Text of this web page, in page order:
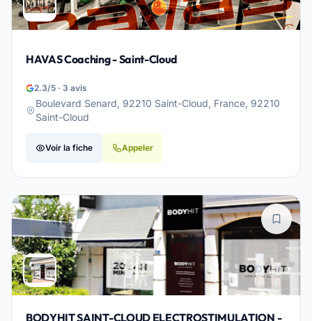
HAVAS Coaching - Saint-Cloud
2.3/5 · 3 avis
Boulevard Senard, 92210 Saint-Cloud, France, 92210
Saint-Cloud
Voir la fiche Appeler
BODYHIT SAINT-CLOUD ELECTROSTIMULATION -